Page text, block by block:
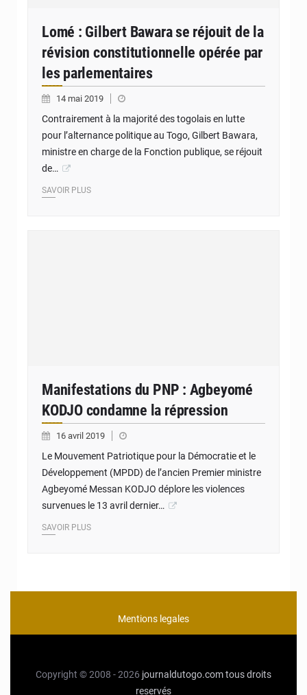
Lomé : Gilbert Bawara se réjouit de la
révision constitutionnelle opérée par
les parlementaires
14 mai 2019
Contrairement à la majorité des togolais en lutte
pour l’alternance politique au Togo, Gilbert Bawara,
ministre en charge de la Fonction publique, se réjouit
de…
SAVOIR PLUS
Manifestations du PNP : Agbeyomé
KODJO condamne la répression
16 avril 2019
Le Mouvement Patriotique pour la Démocratie et le
Développement (MPDD) de l’ancien Premier ministre
Agbeyomé Messan KODJO déplore les violences
survenues le 13 avril dernier…
SAVOIR PLUS
Mentions legales
Copyright © 2008 - 2026 journaldutogo.comtous droits
reservés